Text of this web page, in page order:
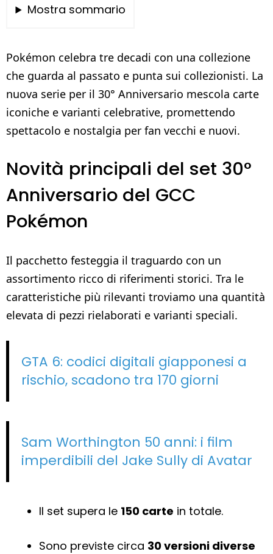
Mostra sommario
Pokémon celebra tre decadi con una collezione
che guarda al passato e punta sui collezionisti. La
nuova serie per il 30° Anniversario mescola carte
iconiche e varianti celebrative, promettendo
spettacolo e nostalgia per fan vecchi e nuovi.
Novità principali del set 30°
Anniversario del GCC
Pokémon
Il pacchetto festeggia il traguardo con un
assortimento ricco di riferimenti storici. Tra le
caratteristiche più rilevanti troviamo una quantità
elevata di pezzi rielaborati e varianti speciali.
GTA 6: codici digitali giapponesi a
rischio, scadono tra 170 giorni
Sam Worthington 50 anni: i film
imperdibili del Jake Sully di Avatar
Il set supera le 150 carte in totale.
Sono previste circa 30 versioni diverse